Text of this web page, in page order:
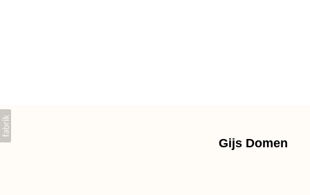
Gijs Domen